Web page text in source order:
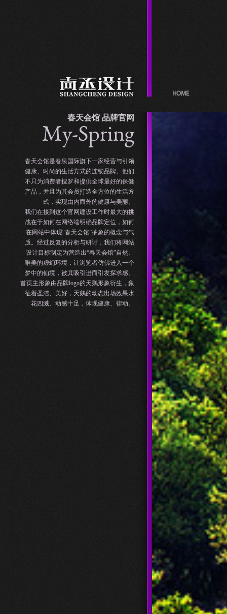
HOME
春天会馆 品牌官网
My-Spring
春天会馆是春泉国际旗下一家经营与引领
健康、时尚的生活方式的连锁品牌。他们
不只为消费者搜罗和提供全球最好的保健
产品，并且为其会员打造全方位的生活方
式，实现由内而外的健康与美丽。
我们在接到这个官网建设工作时最大的挑
战在于如何在网络端明确品牌定位，如何
在网站中体现“春天会馆”抽象的概念与气
质。经过反复的分析与研讨，我们将网站
设计目标制定为营造出“春天会馆”自然、
唯美的虚幻环境，让浏览者仿佛进入一个
梦中的仙境，被其吸引进而引发探求感。
首页主形象由品牌logo的天鹅形象衍生，象
征着圣洁、美好，天鹅的动态出场效果水
花四溅、动感十足，体现健康、律动。